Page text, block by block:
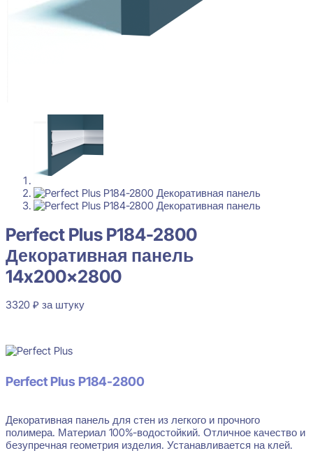
Perfect Plus P184-2800
Декоративная панель
14x200x2800
3320 ₽ за штуку
Perfect Plus P184-2800
Декоративная панель для стен из легкого и прочного
полимера. Материал 100%-водостойкий. Отличное качество и
безупречная геометрия изделия. Устанавливается на клей.